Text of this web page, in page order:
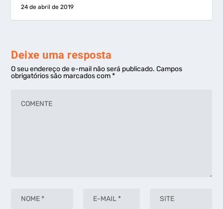
24 de abril de 2019
Deixe uma resposta
O seu endereço de e-mail não será publicado. Campos
obrigatórios são marcados com*